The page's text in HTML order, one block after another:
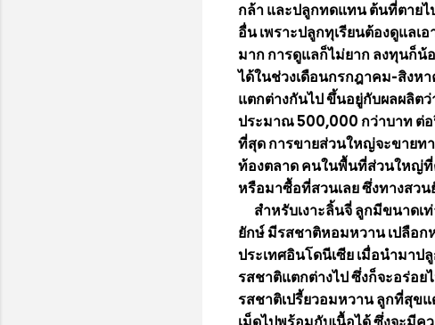
กล้า และปลูกทดแทน ต้นที่ตายไ
อื่น เพราะปลูกทุเรียนต้องดูแลเ
มาก การดูแลก็ไม่ยาก ลงทุนก็น้
ได้ในช่วงเดือนกรกฎาคม-สิงห
แตกต่างกันไป ขึ้นอยู่กับผลผลิต
ประมาณ 500,000 กว่าบาท ต่อ
ที่สุด การขายส่วนใหญ่จะขายทา
ท้องตลาด คนในพื้นที่ส่วนใหญ่ที่
หรือมาซื้อที่สวนเลย ซึ่งทางสว
สำหรับเงาะลิ้นจี่ ลูกมีขนาดเท่
ยักษ์ มีรสชาติหอมหวาน เปลือก
ประเทศอินโดนีเซีย เมื่อนำมาป
รสชาติแตกต่างไป ซึ่งก็จะอร่อย
รสชาติเปรี้ยวอมหวาน ลูกที่สุข